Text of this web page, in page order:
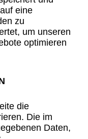
eine
zu
um unseren
optimieren
die
Die im
Daten,